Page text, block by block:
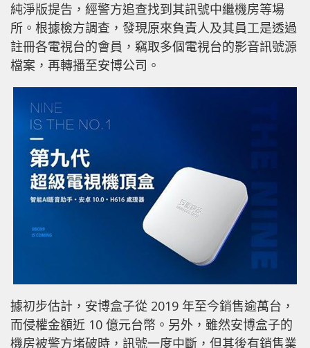
純淨版提告，經警方追查找到其訊號中繼機房等場
所。根據檢方調查，發現原來負責人及其員工是透過
註冊各電視台的會員，竊取多個電視台的影音訊號源
檔案，再轉播至安博公司。
據初步估計，安博盒子從 2019 年至今銷售逾萬台，
而侵權金額近 10 億元台幣。另外，雖然安博盒子的
機房被警方堵破時，訊號一度中斷，但其後有銷售業